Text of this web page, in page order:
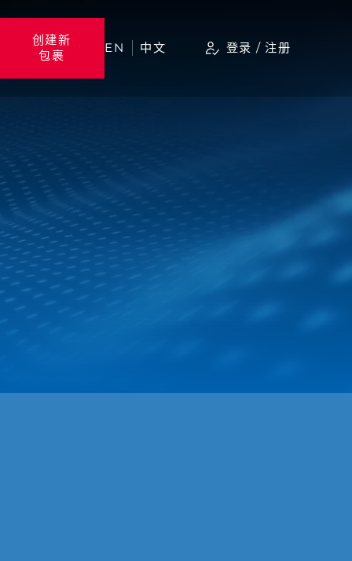
创建新
包裹
EN 中文 登录 / 注册